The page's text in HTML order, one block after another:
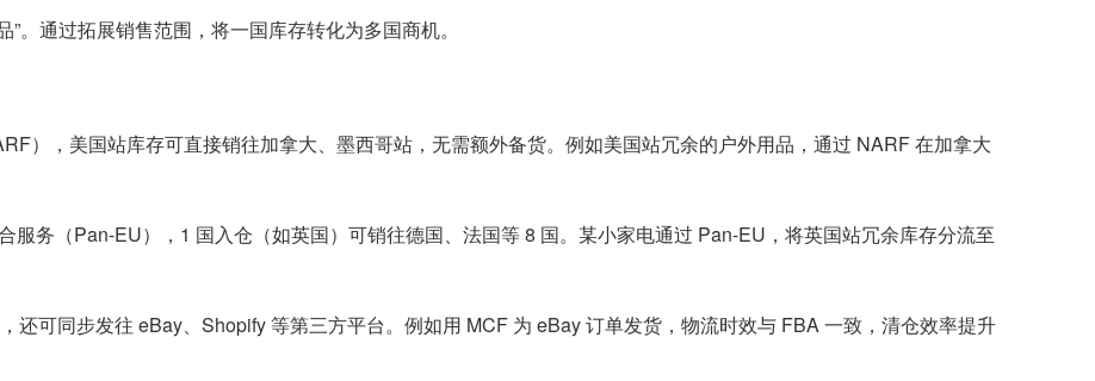
。通过拓展销售范围，将一国库存转化为多国商机。
），美国站库存可直接销往加拿大、墨西哥站，无需额外备货。例如美国站冗余的户外用品，通过 NARF 在加拿大
服务（Pan-EU），1 国入仓（如英国）可销往德国、法国等 8 国。某小家电通过 Pan-EU，将英国站冗余库存分流至
还可同步发往 eBay、Shopify 等第三方平台。例如用 MCF 为 eBay 订单发货，物流时效与 FBA 一致，清仓效率提升